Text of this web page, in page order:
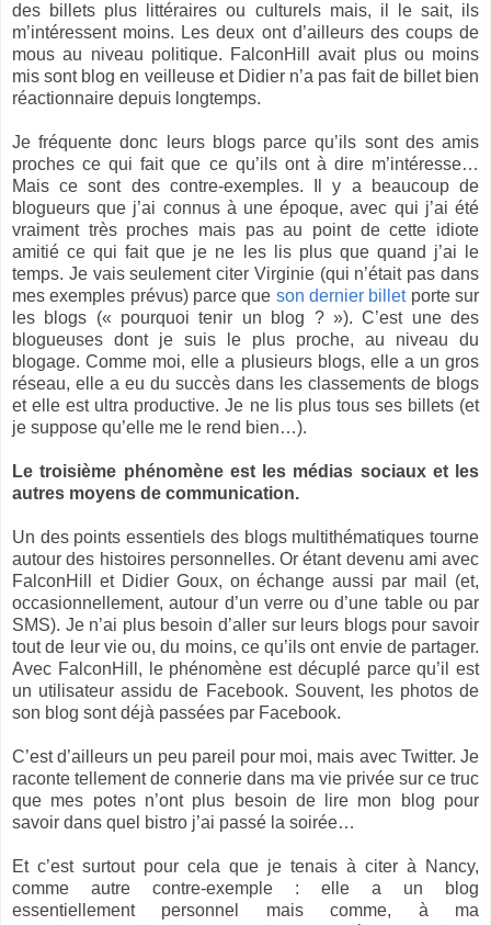
des billets plus littéraires ou culturels mais, il le sait, ils
m’intéressent moins. Les deux ont d’ailleurs des coups de
mous au niveau politique. FalconHill avait plus ou moins
mis sont blog en veilleuse et Didier n’a pas fait de billet bien
réactionnaire depuis longtemps.
Je fréquente donc leurs blogs parce qu’ils sont des amis
proches ce qui fait que ce qu’ils ont à dire m’intéresse…
Mais ce sont des contre-exemples. Il y a beaucoup de
blogueurs que j’ai connus à une époque, avec qui j’ai été
vraiment très proches mais pas au point de cette idiote
amitié ce qui fait que je ne les lis plus que quand j’ai le
temps. Je vais seulement citer Virginie (qui n’était pas dans
mes exemples prévus) parce que son dernier billetporte sur
les blogs (« pourquoi tenir un blog ? »). C’est une des
blogueuses dont je suis le plus proche, au niveau du
blogage. Comme moi, elle a plusieurs blogs, elle a un gros
réseau, elle a eu du succès dans les classements de blogs
et elle est ultra productive. Je ne lis plus tous ses billets (et
je suppose qu’elle me le rend bien…).
Le troisième phénomène est les médias sociaux et les
autres moyens de communication.
Un des points essentiels des blogs multithématiques tourne
autour des histoires personnelles. Or étant devenu ami avec
FalconHill et Didier Goux, on échange aussi par mail (et,
occasionnellement, autour d’un verre ou d’une table ou par
SMS). Je n’ai plus besoin d’aller sur leurs blogs pour savoir
tout de leur vie ou, du moins, ce qu’ils ont envie de partager.
Avec FalconHill, le phénomène est décuplé parce qu’il est
un utilisateur assidu de Facebook. Souvent, les photos de
son blog sont déjà passées par Facebook.
C’est d’ailleurs un peu pareil pour moi, mais avec Twitter. Je
raconte tellement de connerie dans ma vie privée sur ce truc
que mes potes n’ont plus besoin de lire mon blog pour
savoir dans quel bistro j’ai passé la soirée…
Et c’est surtout pour cela que je tenais à citer à Nancy,
comme autre contre-exemple : elle a un blog
essentiellement personnel mais comme, à ma